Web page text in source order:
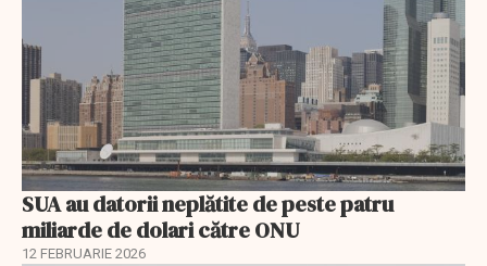
SUA au datorii neplătite de peste patru
miliarde de dolari către ONU
12 FEBRUARIE 2026